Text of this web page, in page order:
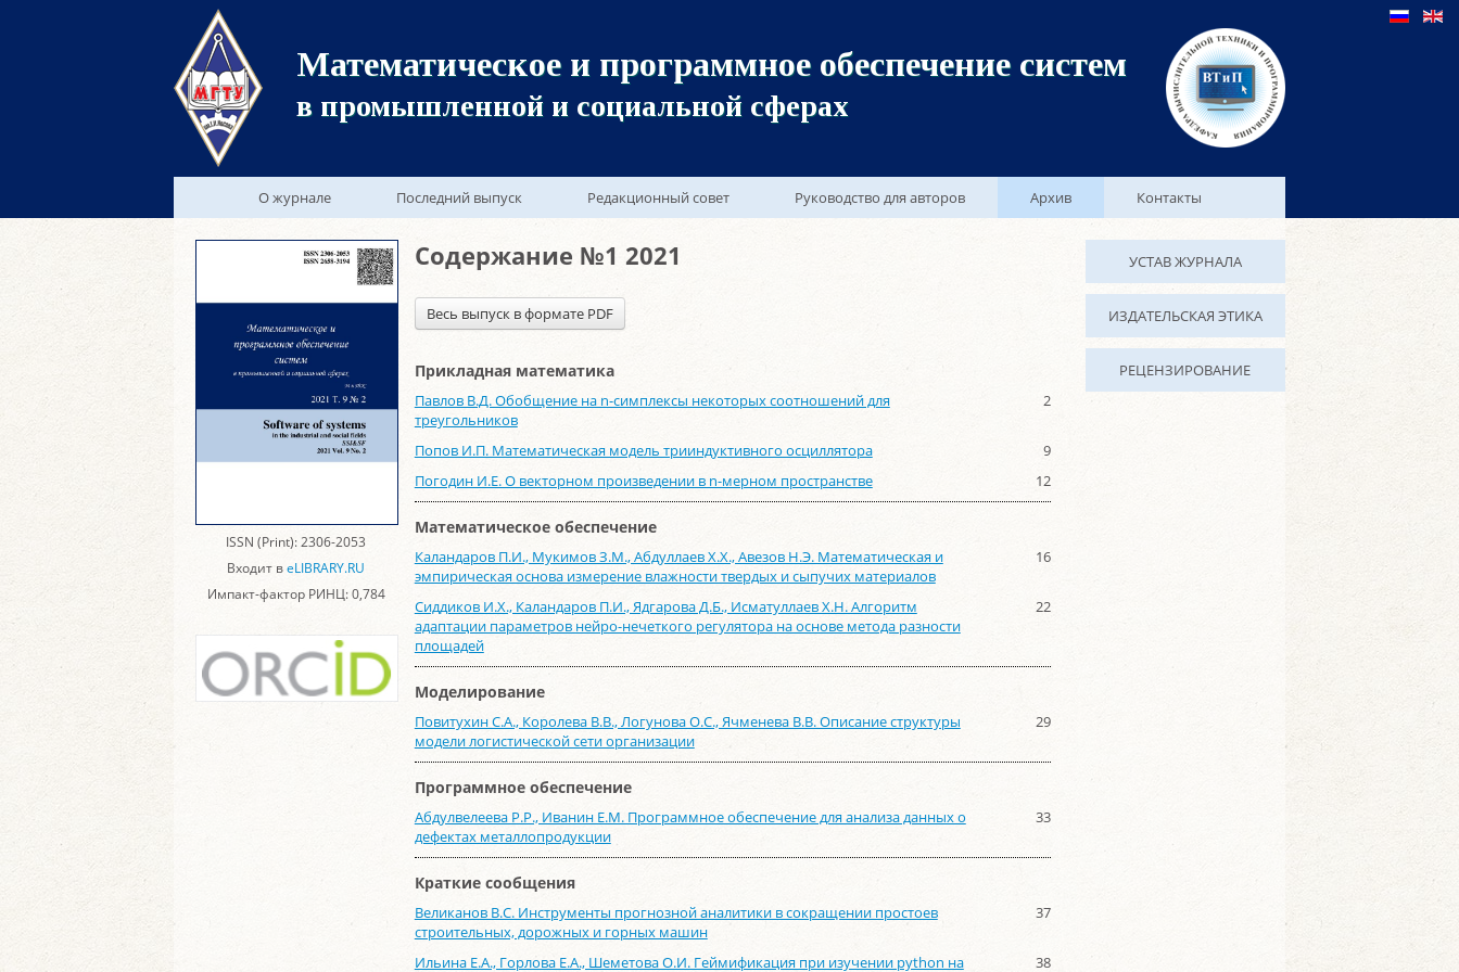
Математическое и программное обеспечение систем
в промышленной и социальной сферах
О журнале Последний выпуск Редакционный совет Руководство для авторов Архив Контакты
ISSN (Print): 2306-2053
Входит вeLIBRARY.RU
Импакт-фактор РИНЦ: 0,784
УСТАВ ЖУРНАЛА
ИЗДАТЕЛЬСКАЯ ЭТИКА
РЕЦЕНЗИРОВАНИЕ
Содержание №1 2021
Весь выпуск в формате PDF
Прикладная математика
Павлов В.Д. Обобщение на n-симплексы некоторых соотношений для
треугольников
2
Попов И.П. Математическая модель трииндуктивного осциллятора
9
Погодин И.Е. О векторном произведении в n-мерном пространстве
12
Математическое обеспечение
Каландаров П.И., Мукимов З.М., Абдуллаев Х.Х., Авезов Н.Э. Математическая и
эмпирическая основа измерение влажности твердых и сыпучих материалов
16
Сиддиков И.Х., Каландаров П.И., Ядгарова Д.Б., Исматуллаев Х.Н. Алгоритм
адаптации параметров нейро-нечеткого регулятора на основе метода разности
площадей
22
Моделирование
Повитухин С.А., Королева В.В., Логунова О.С., Ячменева В.В. Описание структуры
модели логистической сети организации
29
Программное обеспечение
Абдулвелеева Р.Р., Иванин Е.М. Программное обеспечение для анализа данных о
дефектах металлопродукции
33
Краткие сообщения
Великанов В.С. Инструменты прогнозной аналитики в сокращении простоев
строительных, дорожных и горных машин
37
Ильина Е.А., Горлова Е.А., Шеметова О.И. Геймификация при изучении python на 38